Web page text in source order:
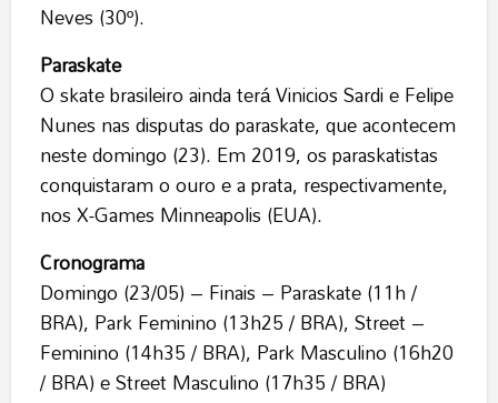
Neves (30º).
Paraskate
O skate brasileiro ainda terá Vinicios Sardi e Felipe
Nunes nas disputas do paraskate, que acontecem
neste domingo (23). Em 2019, os paraskatistas
conquistaram o ouro e a prata, respectivamente,
nos X-Games Minneapolis (EUA).
Cronograma
Domingo (23/05) – Finais – Paraskate (11h /
BRA), Park Feminino (13h25 / BRA), Street –
Feminino (14h35 / BRA), Park Masculino (16h20
/ BRA) e Street Masculino (17h35 / BRA)